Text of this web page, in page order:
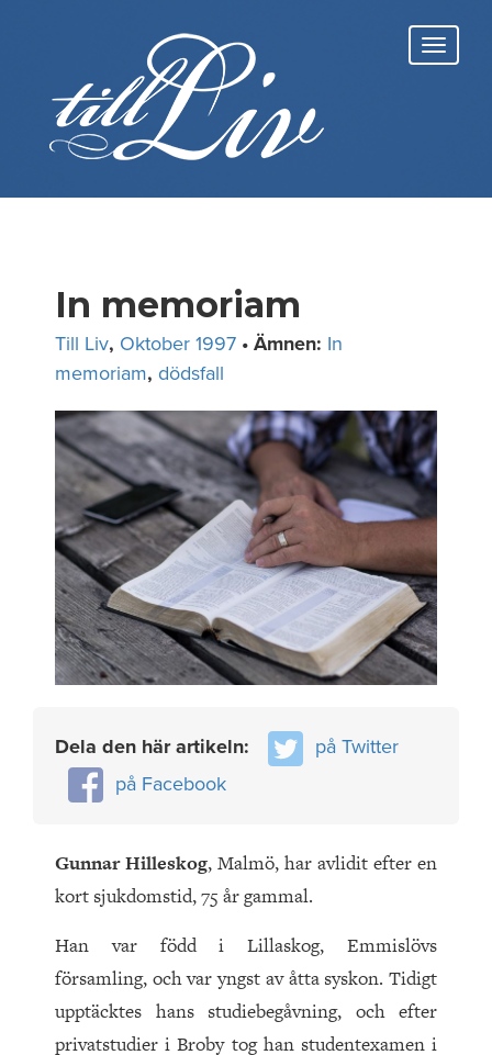
In memoriam
Till Liv, Oktober 1997 • Ämnen: In
memoriam, dödsfall
Dela den här artikeln:
på Twitter
på Facebook
Gunnar Hilleskog, Malmö, har avlidit efter en
kort sjukdomstid, 75 år gammal.
Han var född i Lillaskog, Emmislövs
församling, och var yngst av åtta syskon. Tidigt
upptäcktes hans studiebegåvning, och efter
privatstudier i Broby tog han studentexamen i